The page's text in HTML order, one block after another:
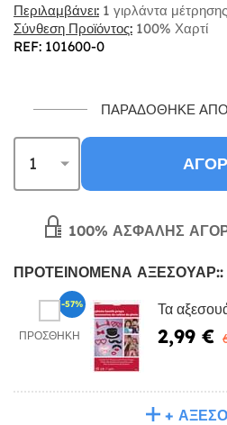
Περιλαμβάνει: 1 γιρλάντα
Σύνθεση Προϊόντος: 100% Χαρτί
REF: 101600-0
ΠΑΡΑΔΌΘΗΚΕ
100% ΑΣΦΑΛΉΣ
ΠΡΟΤΕΙΝΌΜΕΝΑ ΑΞΕΣΟΥΆΡ::
ΠΡΟΣΘΉΚΗ
Τα
2,99 €
-57%
+